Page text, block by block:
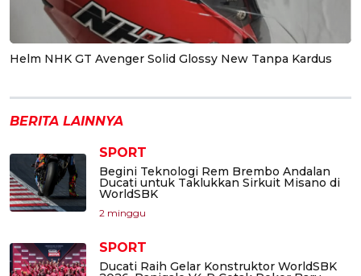
Helm NHK GT Avenger Solid Glossy New Tanpa Kardus
BERITA LAINNYA
SPORT
Begini Teknologi Rem Brembo Andalan
Ducati untuk Taklukkan Sirkuit Misano di
WorldSBK
2 minggu
SPORT
Ducati Raih Gelar Konstruktor WorldSBK